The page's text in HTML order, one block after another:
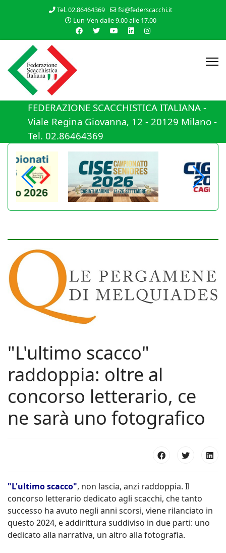
Tel. 02.86464369
fsi@federscacchi.it
Lun-Ven dalle 9.00 alle 17.00
FEDERAZIONE SCACCHISTICA ITALIANA -
Viale Regina Giovanna, 12 - 20129 Milano -
Tel. 02.86464369
"L'ultimo scacco"
raddoppia: oltre al
concorso letterario, ce
ne sarà uno fotografico
"L'ultimo scacco", non lascia, anzi raddoppia. Il
concorso letterario dedicato agli scacchi, che tanto
successo ha avuto negli anni scorsi, viene rilanciato in
questo 2024, e addirittura suddiviso in due parti: uno
dedicato alla narrativa, un altro alla fotografia.